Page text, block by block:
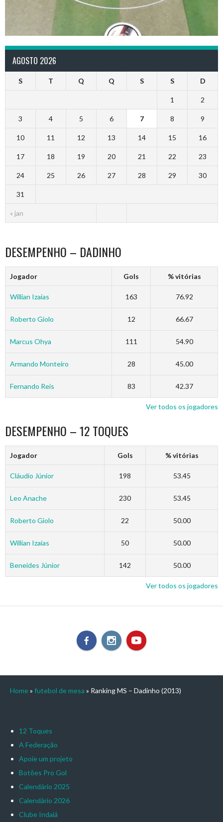
AGOSTO 2026
S T Q Q S S D
« jan
1 2
3 4 5 6 7 8 9
10 11 12 13 14 15 16
17 18 19 20 21 22 23
24 25 26 27 28 29 30
31
DESEMPENHO – DADINHO
Jogador Gols % vitórias
Willian Izaias 163 76.92
Roberto Giolo 12 66.67
Marcus Ohya 111 54.90
Armando Monteiro 28 45.00
Fernando Reis 83 42.37
Ver todos os jogadores
DESEMPENHO – 12 TOQUES
Jogador Gols % vitórias
Cláudio Júnior 198 53.45
Leo Anache 230 53.45
Roberto Giolo 22 50.00
Willian Izaias 50 50.00
Beneides Júnior 142 50.00
Ver todos os jogadores
Home » futebol de mesa » Ranking MS – Dadinho (2013)
12 Toques
A Federação
Apoie um projeto
Botões Pro Gol
Calendário 2025
Calendário 2026
Clube Indaiá